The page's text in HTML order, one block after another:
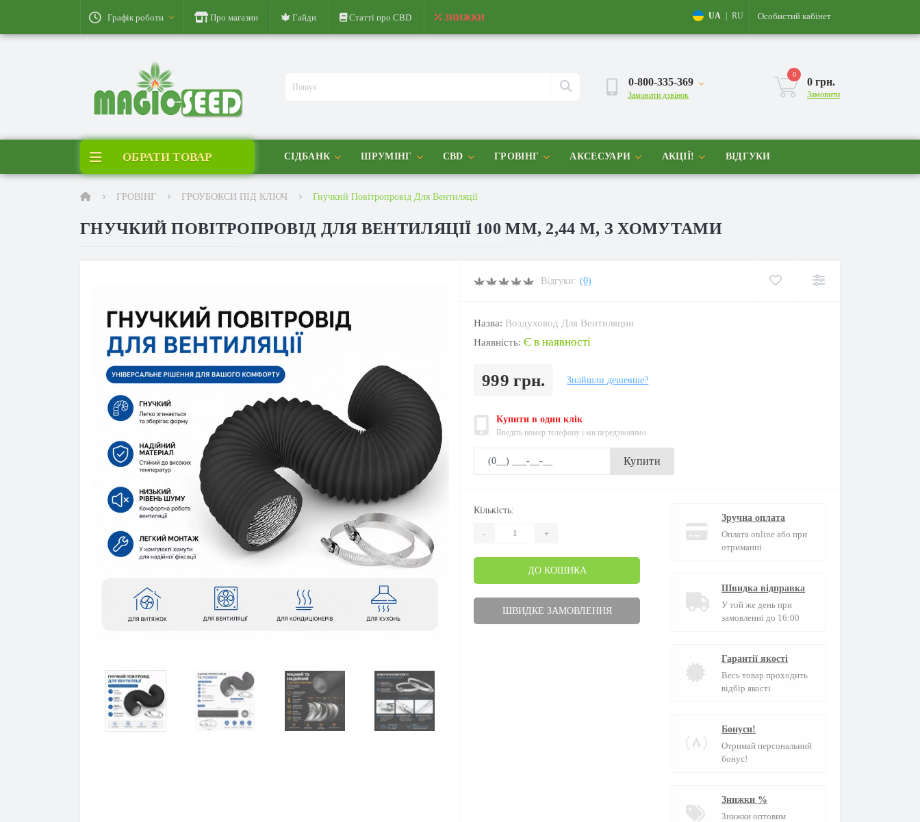
Графік роботи Про магазин Гайди Статті про CBD ЗНИЖКИ UA RU Особистий кабінет
0-800-335-369
Замовити дзвінок
0
0 грн.
Замовити
ОБРАТИ ТОВАР СІДБАНК ШРУМІНГ CBD ГРОВІНГ АКСЕСУАРИ АКЦІЇ! ВІДГУКИ
ГРОВІНГ ГРОУБОКСИ ПІД КЛЮЧ Гнучкий Повітропровід Для Вентиляції
ГНУЧКИЙ ПОВІТРОПРОВІД ДЛЯ ВЕНТИЛЯЦІЇ 100 ММ, 2,44 М, З ХОМУТАМИ
Відгуки: (0)
Назва: Воздуховод Для Вентиляции
Наявність: Є в наявності
999 грн. Знайшли дешевше?
Купити в один клік
Введіть номер телефону і ми передзвонимо
Купити
Кількість:
- +
ДО КОШИКА
ШВИДКЕ ЗАМОВЛЕННЯ
Зручна оплата
Оплата online або при
отриманні
Швидка відправка
У той же день при
замовленні до 16:00
Гарантії якості
Весь товар проходить
відбір якості
Бонуси!
Отримай персональний
бонус!
Знижки %
Знижки оптовим